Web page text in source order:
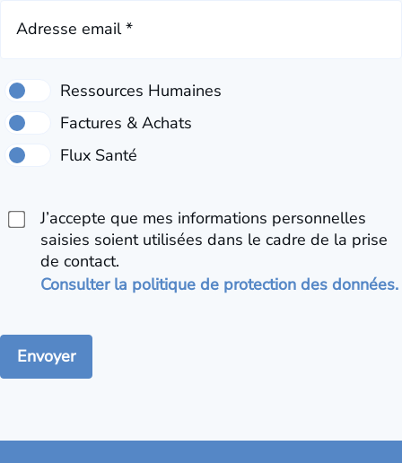
Adresse email *
J’accepte que mes informations personnelles
saisies soient utilisées dans le cadre de la prise
de contact.
Consulter la politique de protection des données.